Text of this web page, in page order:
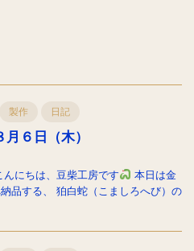
製作 日記
６日（木）
んにちは、豆柴工房です
本日は金
品する、 狛白蛇（こましろへび）の